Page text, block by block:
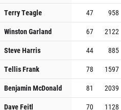
Terry Teagle
47 958
Winston Garland
67 2122
Steve Harris
44 885
Tellis Frank
78 1597
Benjamin McDonald
81 2039
Dave Feitl
70 1128